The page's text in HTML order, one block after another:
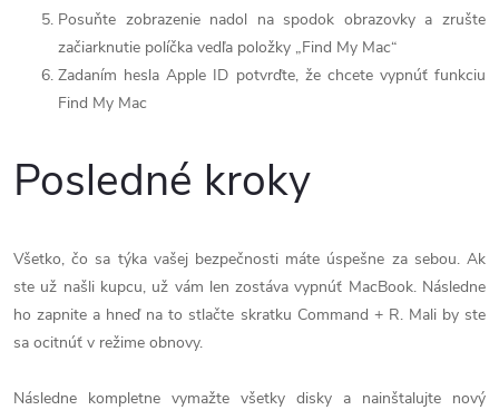
Posuňte zobrazenie nadol na spodok obrazovky a zrušte
začiarknutie políčka vedľa položky „Find My Mac“
Zadaním hesla Apple ID potvrďte, že chcete vypnúť funkciu
Find My Mac
Posledné kroky
Všetko, čo sa týka vašej bezpečnosti máte úspešne za sebou. Ak
ste už našli kupcu, už vám len zostáva vypnúť MacBook. Následne
ho zapnite a hneď na to stlačte skratku Command + R. Mali by ste
sa ocitnúť v režime obnovy.
Následne kompletne vymažte všetky disky a nainštalujte nový